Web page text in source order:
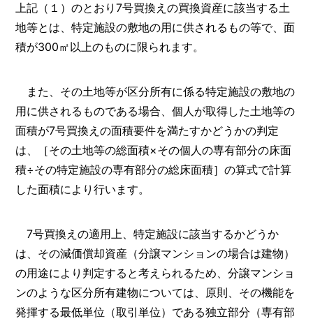
上記（１）のとおり7号買換えの買換資産に該当する土
地等とは、特定施設の敷地の用に供されるもの等で、面
積が300㎡以上のものに限られます。
また、その土地等が区分所有に係る特定施設の敷地の
用に供されるものである場合、個人が取得した土地等の
面積が7号買換えの面積要件を満たすかどうかの判定
は、［その土地等の総面積×その個人の専有部分の床面
積÷その特定施設の専有部分の総床面積］の算式で計算
した面積により行います。
7号買換えの適用上、特定施設に該当するかどうか
は、その減価償却資産（分譲マンションの場合は建物）
の用途により判定すると考えられるため、分譲マンショ
ンのような区分所有建物については、原則、その機能を
発揮する最低単位（取引単位）である独立部分（専有部